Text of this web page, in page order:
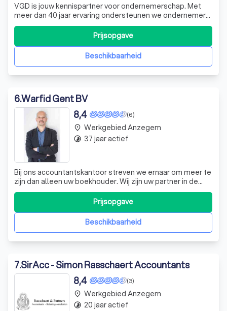
VGD is jouw kennispartner voor ondernemerschap. Met
meer dan 40 jaar ervaring ondersteunen we ondernemers
in vraagstukken omtrent belastingen, audits en
accountancy. We helpen je bij overnames,
pensioenplanning en
Beschikbaarheid
Prijsopgave
6.Warfid Gent BV
(6)
8,4
Bij ons accountantskantoor streven we ernaar om meer te
zijn dan alleen uw boekhouder. Wij zijn uw partner in de
groei en ontwikkeling van uw onderneming. Onze diensten
zijn niet beperkt tot boekhouding en fiscale verplichtingen
voor KMO's, maar strekken zich uit tot adviesverlening
over fiscale en
Beschikbaarheid
Prijsopgave
place Werkgebied Anzegem
timelapse 37 jaar actief
7.SirAcc - Simon Rasschaert Accountants
(3)
8,4
place Werkgebied Anzegem
timelapse 20 jaar actief